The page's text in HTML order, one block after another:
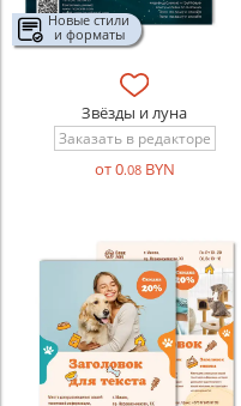
Новые стили
и форматы
Звёзды и луна
Заказать в редакторе
от 0.08BYN